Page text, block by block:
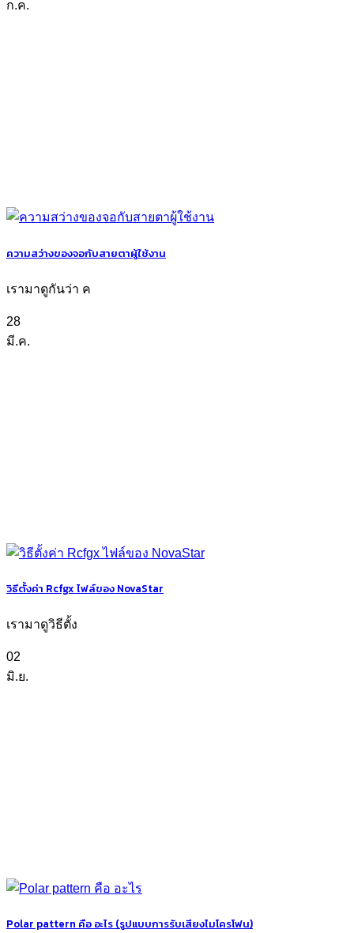
ก.ค.
ความสว่างของจอกับสายตาผู้ใช้งาน
เรามาดูกันว่า ค
28
มี.ค.
วิธีตั้งค่า Rcfgx ไฟล์ของ NovaStar
เรามาดูวิธีตั้ง
02
มิ.ย.
Polar pattern คือ อะไร (รูปแบบการรับเสียงไมโครโฟน)